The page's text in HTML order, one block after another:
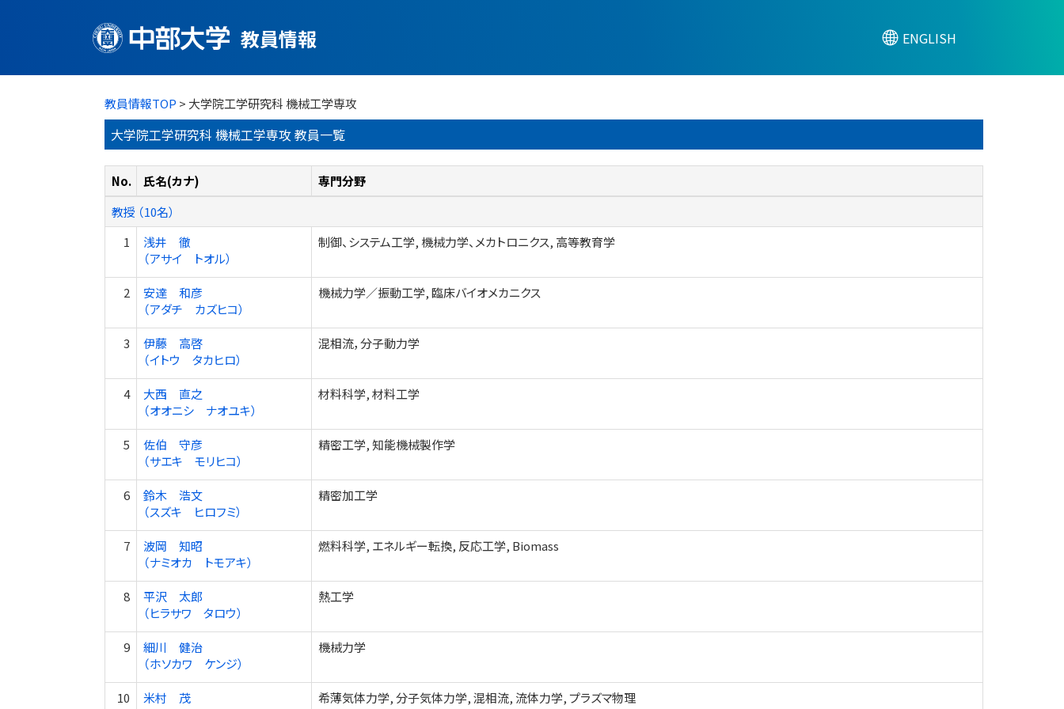
教員情報 ENGLISH
教員情報TOP > 大学院工学研究科 機械工学専攻
大学院工学研究科 機械工学専攻 教員一覧
No. 氏名(カナ)
専門分野
教授 （10名）
1
浅井 徹
（アサイ トオル）
制御、システム工学, 機械力学、メカトロニクス, 高等教育学
2
安達 和彦
（アダチ カズヒコ）
機械力学／振動工学, 臨床バイオメカニクス
3
伊藤 高啓
（イトウ タカヒロ）
混相流，分子動力学
4
大西 直之
（オオニシ ナオユキ）
材料科学, 材料工学
5
佐伯 守彦
（サエキ モリヒコ）
精密工学, 知能機械製作学
6
鈴木 浩文
（スズキ ヒロフミ）
精密加工学
7
波岡 知昭
（ナミオカ トモアキ）
燃料科学, エネルギー転換, 反応工学, Biomass
8
平沢 太郎
（ヒラサワ タロウ）
熱工学
9
細川 健治
（ホソカワ ケンジ）
機械力学
10
米村 茂
希薄気体力学, 分子気体力学, 混相流, 流体力学, プラズマ物理